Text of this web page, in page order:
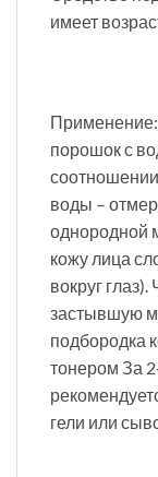
имеет
порошок с
воды –
однородной
кожу лица
вокруг
застывшую
подбородка
тонером За
гели или